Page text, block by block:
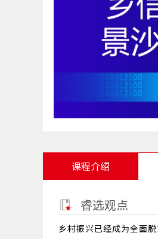
课程介绍
睿选观点
乡村振兴已经成为全面